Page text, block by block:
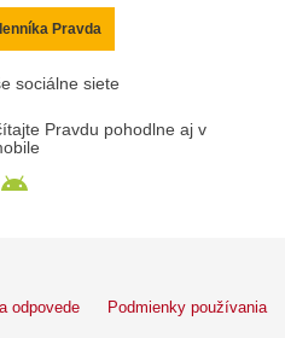
Pravda
sociálne siete
Pravdu pohodlne aj v
odpovede Podmienky používania